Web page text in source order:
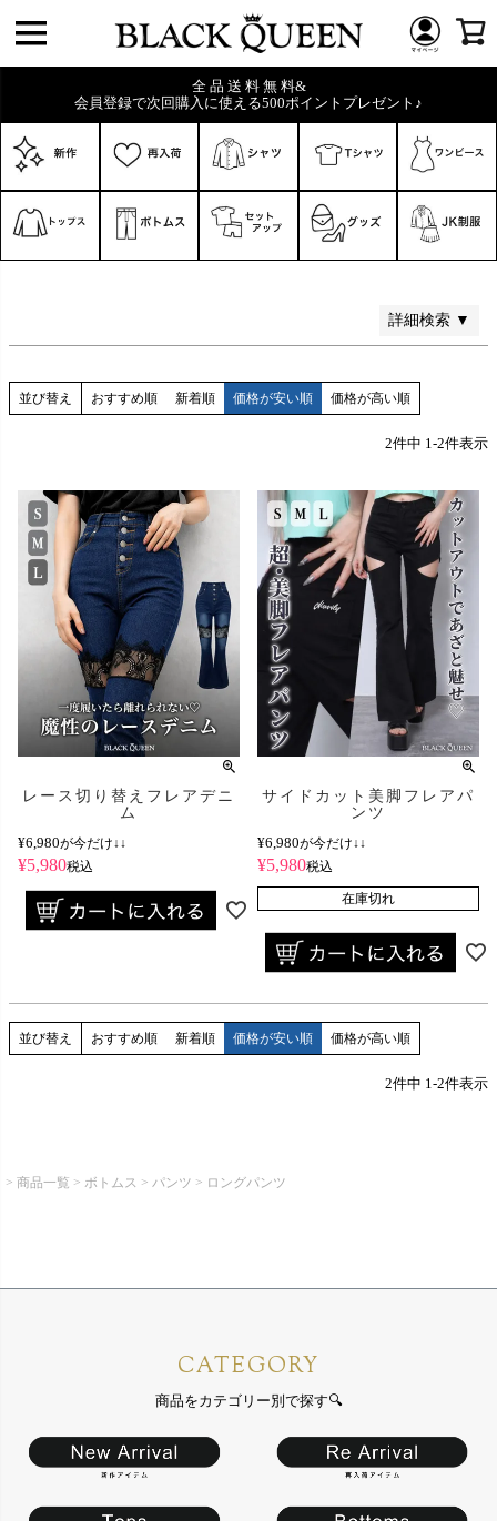
全 品 送 料 無 料&
会員登録で次回購入に使える500ポイントプレゼント♪
詳細検索 ▼
在庫なし商品
商品番号/JANコード
並び替え おすすめ順 新着順 価格が安い順 価格が高い順
2件中 1 -2件表示
レース切り替えフレアデニ
ム
¥6,980が今だけ↓↓
¥5,980税込
サイドカット美脚フレアパ
ンツ
¥6,980が今だけ↓↓
¥5,980税込
在庫切れ
並び替え おすすめ順 新着順 価格が安い順 価格が高い順
2件中 1-2件表示
商品一覧 ボトムス パンツ ロングパンツ
CATEGORY
商品をカテゴリー別で探す🔍